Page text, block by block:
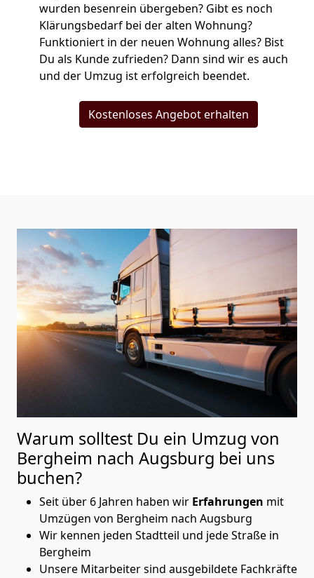
wurden besenrein übergeben? Gibt es noch
Klärungsbedarf bei der alten Wohnung?
Funktioniert in der neuen Wohnung alles? Bist
Du als Kunde zufrieden? Dann sind wir es auch
und der Umzug ist erfolgreich beendet.
Kostenloses Angebot erhalten
Warum solltest Du ein Umzug von
Bergheim nach Augsburg bei uns
buchen?
Seit über 6 Jahren haben wir Erfahrungen mit
Umzügen von Bergheim nach Augsburg
Wir kennen jeden Stadtteil und jede Straße in
Bergheim
Unsere Mitarbeiter sind ausgebildete Fachkräfte